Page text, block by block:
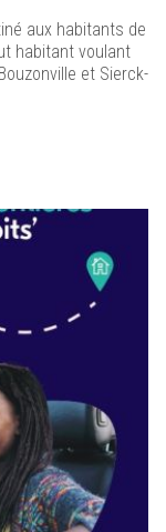
aux habitants de
habitant voulant
et Sierck-